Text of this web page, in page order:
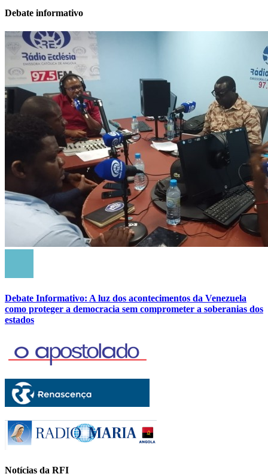
Debate informativo
Debate Informativo: A luz dos acontecimentos da Venezuela
como proteger a democracia sem comprometer a soberanias dos
estados
Notícias da RFI